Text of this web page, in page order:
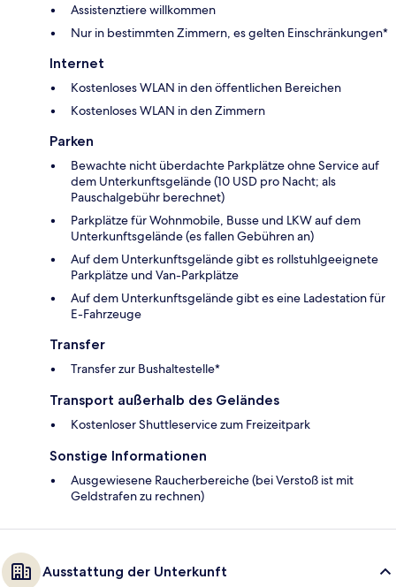
Assistenztiere willkommen
Nur in bestimmten Zimmern, es gelten Einschränkungen*
Internet
Kostenloses WLAN in den öffentlichen Bereichen
Kostenloses WLAN in den Zimmern
Parken
Bewachte nicht überdachte Parkplätze ohne Service auf
dem Unterkunftsgelände (10 USD pro Nacht; als
Pauschalgebühr berechnet)
Parkplätze für Wohnmobile, Busse und LKW auf dem
Unterkunftsgelände (es fallen Gebühren an)
Auf dem Unterkunftsgelände gibt es rollstuhlgeeignete
Parkplätze und Van-Parkplätze
Auf dem Unterkunftsgelände gibt es eine Ladestation für
E-Fahrzeuge
Transfer
Transfer zur Bushaltestelle*
Transport außerhalb des Geländes
Kostenloser Shuttleservice zum Freizeitpark
Sonstige Informationen
Ausgewiesene Raucherbereiche (bei Verstoß ist mit
Geldstrafen zu rechnen)
Ausstattung der Unterkunft